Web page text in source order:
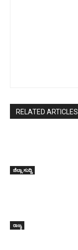
RELATED ARTICLES
ಜಿಲ್ಲಾ ಸುದ್ದಿ
ರಾಜ್ಯ